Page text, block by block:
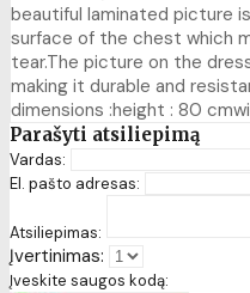
beautiful laminated picture
surface of the chest which
tear.The picture on the
making it durable and
dimensions :height : 80
Parašyti atsiliepimą
Vardas:
El. pašto adresas:
Atsiliepimas:
Įvertinimas:
Įveskite saugos kodą: